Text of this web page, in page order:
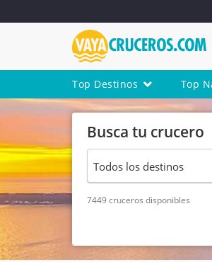
Top Destinos Top
Busca tu crucero
7449 cruceros disponibles